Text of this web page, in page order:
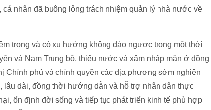
nhân đã buông lỏng trách nhiệm quản lý nhà nước về
trọng và có xu hướng không đảo ngược trong một thời
và Nam Trung bộ, thiếu nước và xâm nhập mặn ở đồng
Chính phủ và chính quyền các địa phương sớm nghiên
lâu dài, đồng thời hướng dẫn và hỗ trợ nhân dân thực
ổn định đời sống và tiếp tục phát triển kinh tế phù hợp